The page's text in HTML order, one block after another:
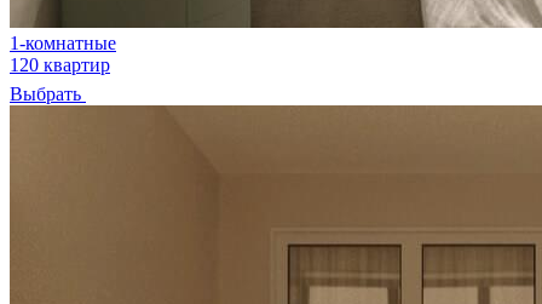
1-комнатные
120 квартир
Выбрать